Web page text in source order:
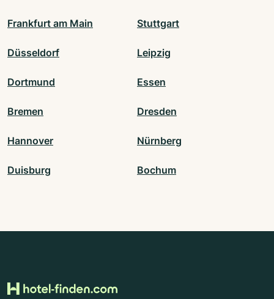
Frankfurt am Main Stuttgart
Düsseldorf Leipzig
Dortmund Essen
Bremen Dresden
Hannover Nürnberg
Duisburg Bochum